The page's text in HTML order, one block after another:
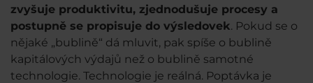
zvyšuje produktivitu, zjednodušuje procesy a
postupně se propisuje do výsledovek. Pokud se o
nějaké „bublině“ dá mluvit, pak spíše o bublině
kapitálových výdajů než o bublině samotné
technologie. Technologie je reálná. Poptávka je